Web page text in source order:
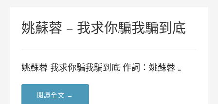
姚蘇蓉 – 我求你騙我騙到底
姚蘇蓉 我求你騙我騙到底 作詞：姚蘇蓉 …
閱讀全文 →